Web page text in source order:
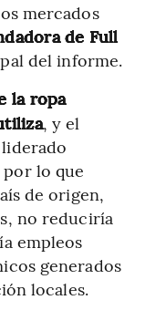
mercados
de Full
del informe.
la ropa
, y el
lo que
de origen,
no reduciría
empleos
generados
locales.